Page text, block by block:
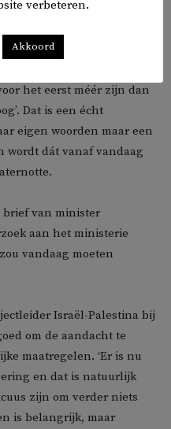
Israël. Als alle landen
dat serieus menen, is er
het eerst méér zijn dan
Dat is een écht
eigen woorden maar een
wordt dát vanaf vandaag
brief van minister
aan het ministerie
vandaag moeten
Israël-Palestina bij
om de aandacht te
maatregelen. ‘Er is nu
en dat is natuurlijk
zijn om verder niets
is belangrijk, maar
verbeteren.
Akkoord